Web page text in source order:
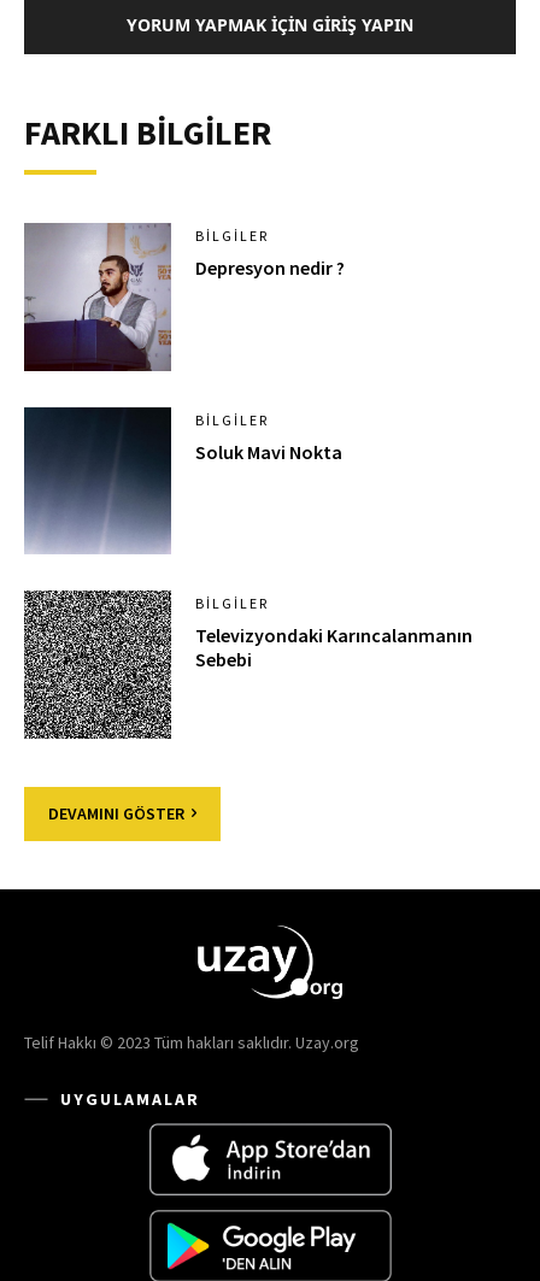
YORUM YAPMAK İÇIN GIRIŞ YAPIN
FARKLI BİLGİLER
BILGILER
Depresyon nedir ?
BILGILER
Soluk Mavi Nokta
BILGILER
Televizyondaki Karıncalanmanın
Sebebi
DEVAMINI GÖSTER
Telif Hakkı © 2023 Tüm hakları saklıdır. Uzay.org
UYGULAMALAR